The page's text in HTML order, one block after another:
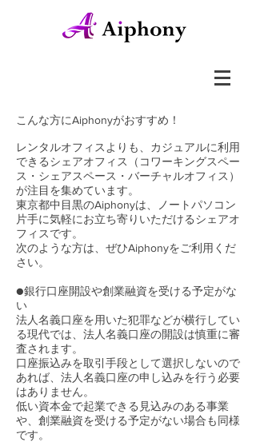
こんな方にAiphonyがおすすめ！
レンタルオフィスよりも、カジュアルに利用
できるシェアオフィス（コワーキングスペー
ス・シェアスペース・バーチャルオフィス）
が注目を集めています。
東京都中目黒のAiphonyは、ノートパソコン
片手に気軽にお立ち寄りいただけるシェアオ
フィスです。
次のような方は、ぜひAiphonyをご利用くだ
さい。
●銀行口座開設や創業融資を受ける予定がな
い
法人名義口座を用いた犯罪などが横行してい
る現代では、法人名義口座の開設は慎重に審
査されます。
口座振込みを取引手段として選択しないので
あれば、法人名義口座の申し込みを行う必要
はありません。
低い資本金で起業できる見込みのある事業
や、創業融資を受ける予定がない場合も同様
です。